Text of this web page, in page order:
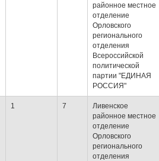
районное местное
отделение
Орловского
регионального
отделения
Всероссийской
политической
партии "ЕДИНАЯ
РОССИЯ"
1 7
Ливенское
районное местное
отделение
Орловского
регионального
отделения